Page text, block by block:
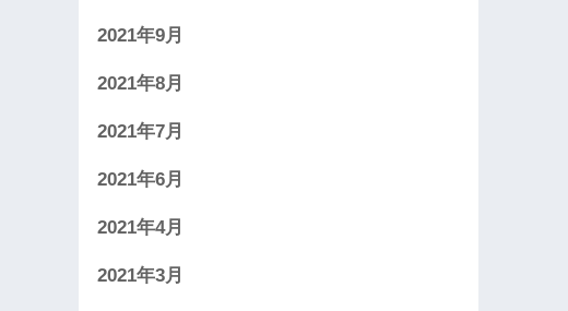
2021年9月
2021年8月
2021年7月
2021年6月
2021年4月
2021年3月